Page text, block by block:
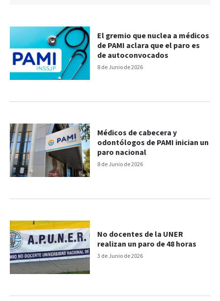
8 de Junio de 2026
El gremio que nuclea a médicos
de PAMI aclara que el paro es
de autoconvocados
8 de Junio de 2026
Médicos de cabecera y
odontólogos de PAMI inician un
paro nacional
3 de Junio de 2026
No docentes de la UNER
realizan un paro de 48 horas